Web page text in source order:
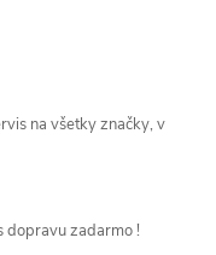
na všetky značky, v
dopravu zadarmo !